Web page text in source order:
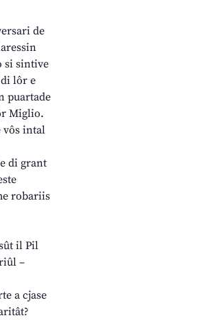
de
si sintive
lôr e
puartade
Miglio.
vôs intal
di grant
robariis
il Pil
–
a cjase